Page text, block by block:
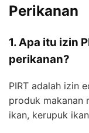
Perikanan
1. Apa itu izin
perikanan?
PIRT adalah izin
produk makanan
ikan, kerupuk